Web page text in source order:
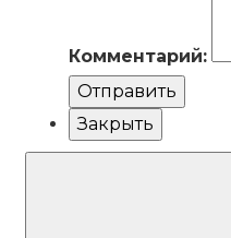
Комментарий:
Отправить
Закрыть